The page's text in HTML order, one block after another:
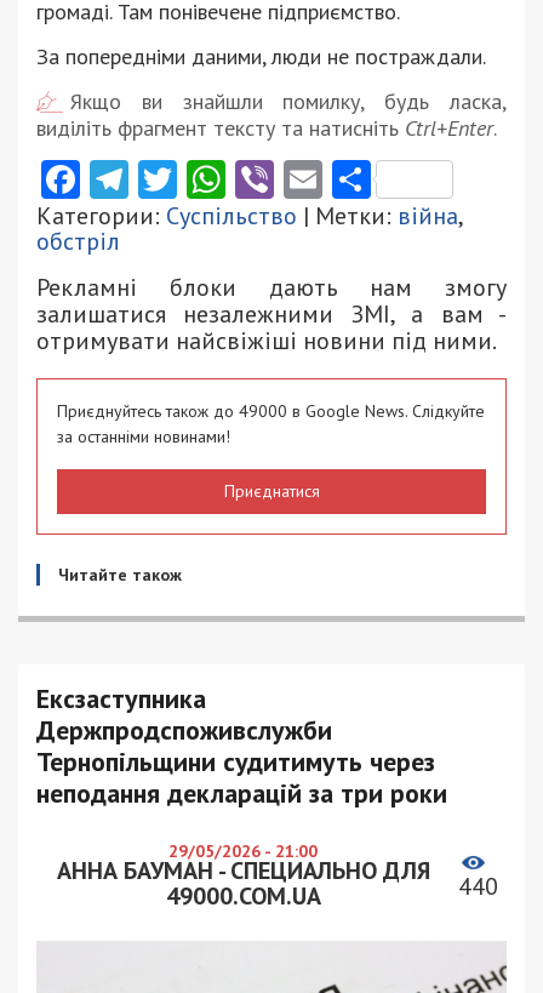
громаді. Там понівечене підприємство.
За попередніми даними, люди не постраждали.
Якщо ви знайшли помилку, будь ласка,
виділіть фрагмент тексту та натисніть Ctrl+Enter.
Facebook
Telegram
Twitter
WhatsApp
ViberEmail
Категории: Суспільство | Метки: війна,
обстріл
Рекламні блоки дають нам змогу
залишатися незалежними ЗМІ, а вам -
отримувати найсвіжіші новини під ними.
Приєднуйтесь також до 49000 в Google News. Слідкуйте
за останніми новинами!
Приєднатися
Читайте також
Ексзаступника
Держпродспоживслужби
Тернопільщини судитимуть через
неподання декларацій за три роки
29/05/2026 - 21:00
АННА БАУМАН - СПЕЦИАЛЬНО ДЛЯ
49000.COM.UA
440